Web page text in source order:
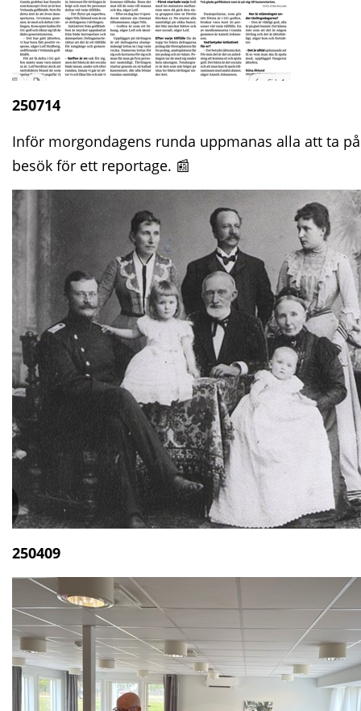
250714
Inför morgondagens runda uppmanas alla att ta
besök för ett reportage. 📰
250409